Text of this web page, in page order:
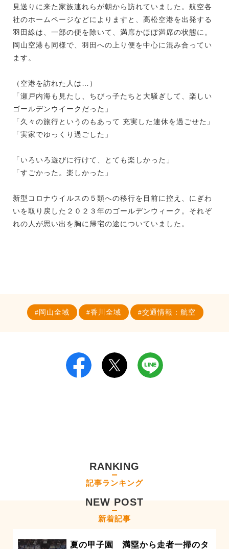
見送りに来た家族連れらが朝から訪れていました。航空各
社のホームページなどによりますと、高松空港を出発する
羽田線は、一部の便を除いて、満席かほぼ満席の状態に。
岡山空港も同様で、羽田への上り便を中心に混み合ってい
ます。
（空港を訪れた人は…）
「瀬戸内海も見たし、ちびっ子たちと大騒ぎして、楽しい
ゴールデンウイークだった」
「久々の旅行というのもあって 充実した連休を過ごせた」
「実家でゆっくり過ごした」
「いろいろ遊びに行けて、とても楽しかった」
「すごかった。楽しかった」
新型コロナウイルスの５類への移行を目前に控え、にぎわ
いを取り戻した２０２３年のゴールデンウィーク。それぞ
れの人が思い出を胸に帰宅の途についていました。
岡山全域 香川全域 交通情報：航空
RANKING
記事ランキング
NEW POST
新着記事
夏の甲子園 満塁から走者一掃のタ